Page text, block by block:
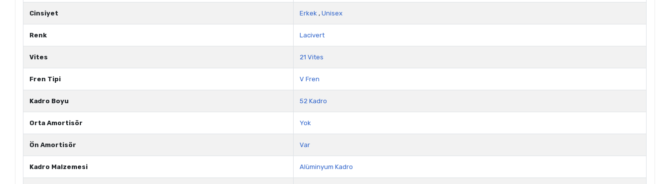
Cinsiyet Erkek ,Unisex
Renk Lacivert
Vites 21 Vites
Fren Tipi V Fren
Kadro Boyu 52 Kadro
Orta Amortisör Yok
Ön Amortisör Var
Kadro Malzemesi Alüminyum Kadro